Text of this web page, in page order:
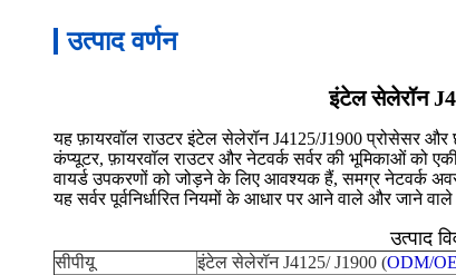
उत्पाद वर्णन
इंटेल सेलेरॉन
यह फ़ायरवॉल राउटर इंटेल सेलेरॉन J4125/J1900 प्रोसेसर और
कंप्यूटर, फ़ायरवॉल राउटर और नेटवर्क सर्वर की भूमिकाओं को
वायर्ड उपकरणों को जोड़ने के लिए आवश्यक हैं, समग्र नेटवर्क
यह सर्वर पूर्वनिर्धारित नियमों के आधार पर आने वाले और जाने
उत्पाद
सीपीयू इंटेल सेलेरॉन J4125/ J1900 (ODM/